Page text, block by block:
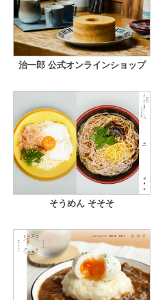
治一郎 公式オンラインショップ
そうめん そそそ